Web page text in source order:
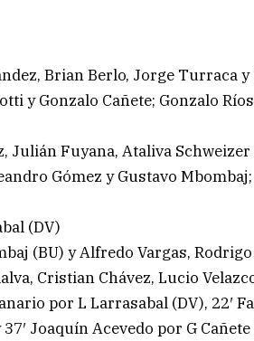
Brian Berlo, Jorge Turraca
y Gonzalo Cañete; Gonzalo
Julián Fuyana, Ataliva
Gómez y Gustavo
(DV)
(BU) y Alfredo Vargas,
Cristian Chávez, Lucio
por L Larrasabal (DV), 22′
Joaquín Acevedo por G Cañete